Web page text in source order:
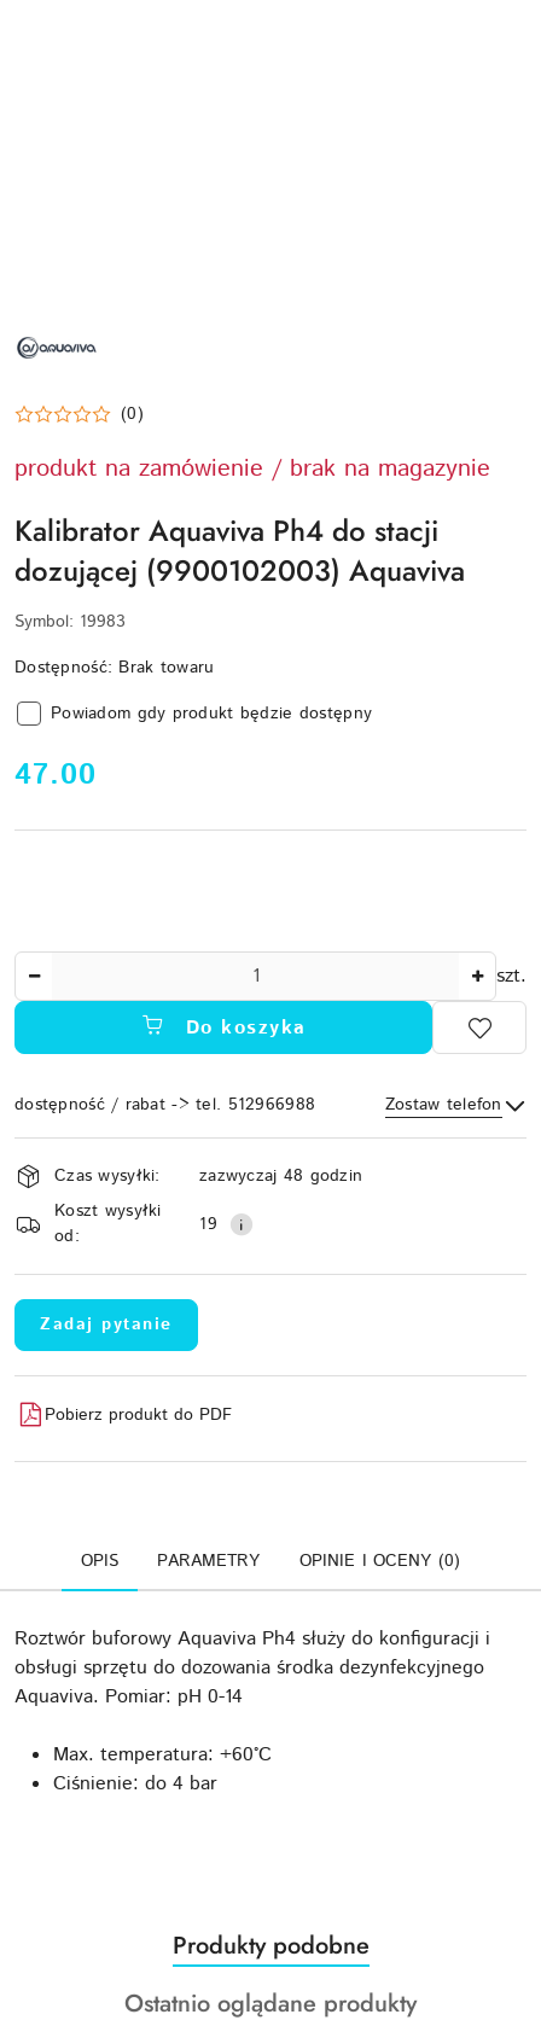
AQUAVIVA
(0)
produkt na zamówienie / brak na magazynie
Kalibrator Aquaviva Ph4 do stacji
dozującej (9900102003) Aquaviva
Symbol: 19983
Dostępność: Brak towaru
Powiadom gdy produkt będzie dostępny
cena:
47.00
szt.
Do koszyka
dostępność / rabat -> tel. 512966988 Zostaw telefon
Wyślij
Dostępność
i
dostawa
Czas wysyłki:
zazwyczaj 48 godzin
Koszt wysyłki
od:
19
Zadaj pytanie
Pobierz produkt do PDF
OPIS PARAMETRY OPINIE I OCENY (0)
Roztwór buforowy Aquaviva Ph4 służy do konfiguracji i
obsługi sprzętu do dozowania środka dezynfekcyjnego
Aquaviva. Pomiar: pH 0-14
Max. temperatura: +60°C
Ciśnienie: do 4 bar
Pomiń karuzelę produktów
Produkty
o
statusie:
Produkty podobne
Produkty
Ostatnio oglądane produkty